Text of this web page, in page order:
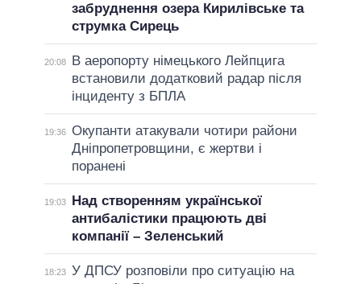
забруднення озера Кирилівське та
струмка Сирець
20:08
В аеропорту німецького Лейпцига
встановили додатковий радар після
інциденту з БПЛА
19:36 Окупанти атакували чотири райони
Дніпропетровщини, є жертви і
поранені
19:03
Над створенням української
антибалістики працюють дві
компанії – Зеленський
18:23 У ДПСУ розповіли про ситуацію на